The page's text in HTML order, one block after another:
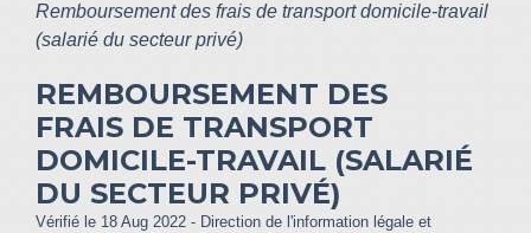
Remboursement des frais de transport domicile-travail
(salarié du secteur privé)
REMBOURSEMENT DES
FRAIS DE TRANSPORT
DOMICILE-TRAVAIL (SALARIÉ
DU SECTEUR PRIVÉ)
Vérifié le 18 Aug 2022 - Direction de l'information légale et